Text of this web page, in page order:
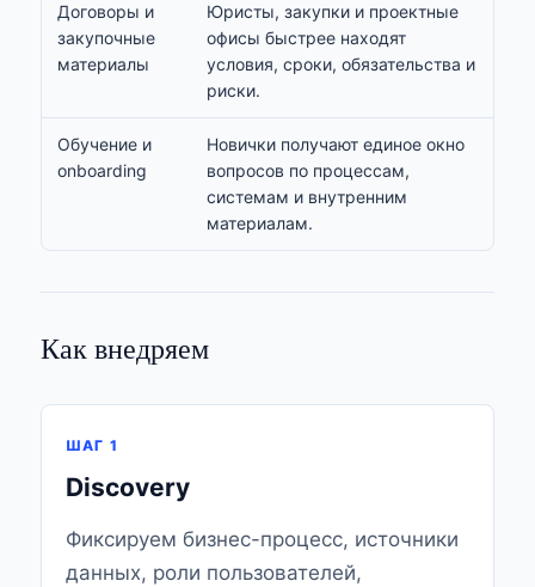
Договоры и
закупочные
материалы
Юристы, закупки и проектные
офисы быстрее находят
условия, сроки, обязательства и
риски.
Обучение и
onboarding
Новички получают единое окно
вопросов по процессам,
системам и внутренним
материалам.
Как внедряем
ШАГ 1
Discovery
Фиксируем бизнес-процесс, источники
данных, роли пользователей,